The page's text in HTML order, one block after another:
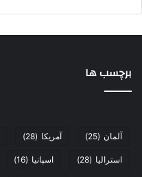
برچسب ها
آلمان (25) آمریکا (28)
استرالیا (28) اسپانیا (16)